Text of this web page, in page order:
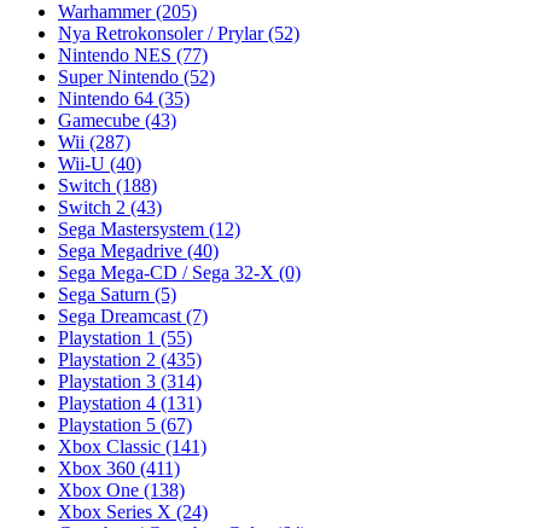
Warhammer(205)
Nya Retrokonsoler / Prylar(52)
Nintendo NES (77)
Super Nintendo (52)
Nintendo 64 (35)
Gamecube (43)
Wii (287)
Wii-U (40)
Switch (188)
Switch 2 (43)
Sega Mastersystem (12)
Sega Megadrive (40)
Sega Mega-CD / Sega 32-X (0)
Sega Saturn (5)
Sega Dreamcast (7)
Playstation 1 (55)
Playstation 2 (435)
Playstation 3 (314)
Playstation 4 (131)
Playstation 5 (67)
Xbox Classic (141)
Xbox 360 (411)
Xbox One (138)
Xbox Series X (24)